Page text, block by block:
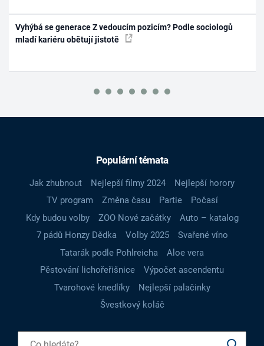
Vyhýbá se generace Z vedoucím pozicím? Podle sociologů
mladí kariéru obětují jistotě
Populární témata
Jak zhubnout Nejlepší filmy 2024
Nejlepší horory
TV program
Změna času Partie
Počasí
Kdy budou volby
ZOO Nové začátky
Auto – katalog
7 pádů Honzy Dědka
Volby 2025
Svařené víno
Tatarák podle Pohlreicha
Aloe vera
Pěstování lichořeřišnice
Výpočet ascendentu
Tvarohové knedlíky
Nejlepší palačinky
Švestkový koláč